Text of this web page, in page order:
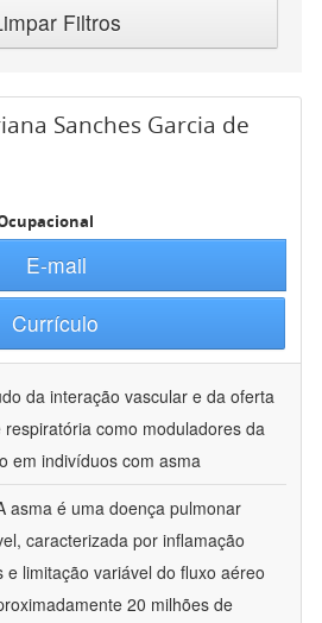
Filtros
Sanches Garcia de
E-mail
Currículo
da interação vascular e da oferta
como moduladores da
em indivíduos com asma
asma é uma doença pulmonar
caracterizada por inflamação
limitação variável do fluxo aéreo
20 milhões de